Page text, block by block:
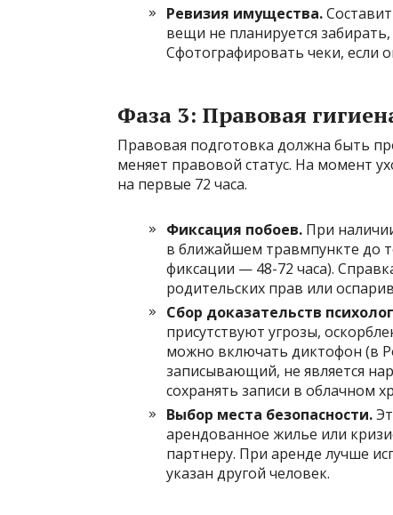
Ревизия имущества.
вещи не планируется
Сфотографировать чеки, если
Фаза 3: Правовая
Правовая подготовка должна быть
меняет правовой статус. На момент
на первые 72 часа.
Фиксация побоев. При
в ближайшем травмпункте до
фиксации — 48-72 часа).
родительских прав или
Сбор доказательств
присутствуют угрозы,
можно включать диктофон (в
записывающий, не является
сохранять записи в облачном
Выбор места безопасности.
арендованное жилье или
партнеру. При аренде лучше
указан другой человек.